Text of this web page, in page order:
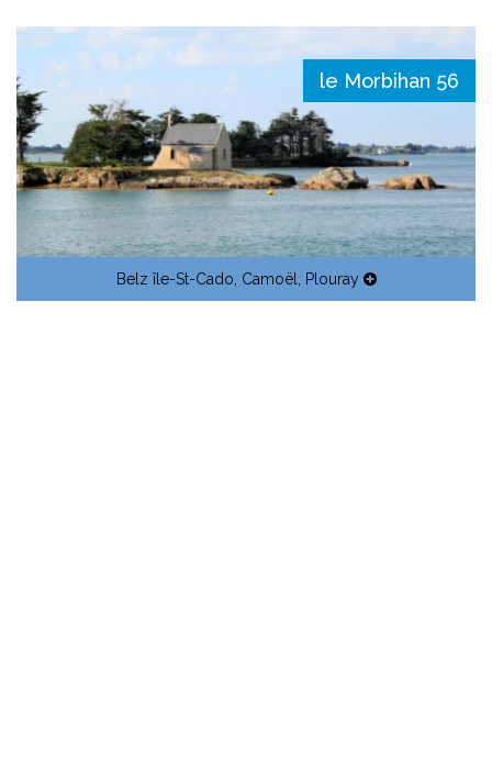
le Morbihan 56
Belz île-St-Cado, Camoël, Plouray